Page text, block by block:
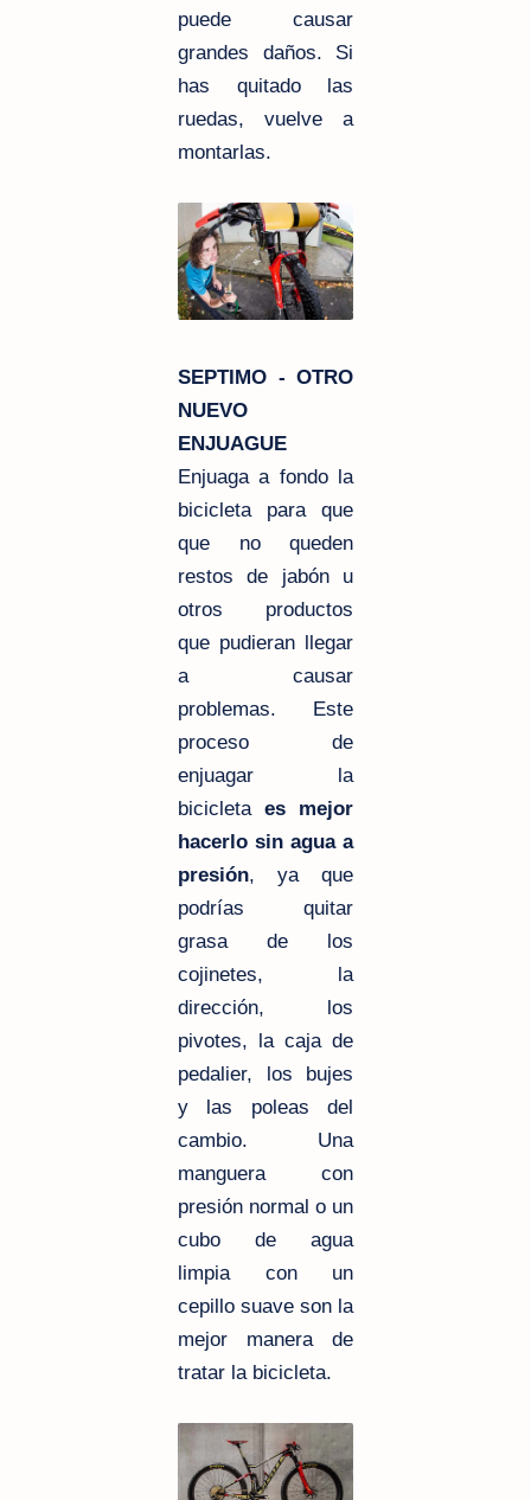
puede causar
grandes daños. Si
has quitado las
ruedas, vuelve a
montarlas.
SEPTIMO - OTRO
NUEVO
ENJUAGUE
Enjuaga a fondo la
bicicleta para que
que no queden
restos de jabón u
otros productos
que pudieran llegar
a causar
problemas. Este
proceso de
enjuagar la
bicicleta es mejor
hacerlo sin agua a
presión, ya que
podrías quitar
grasa de los
cojinetes, la
dirección, los
pivotes, la caja de
pedalier, los bujes
y las poleas del
cambio. Una
manguera con
presión normal o un
cubo de agua
limpia con un
cepillo suave son la
mejor manera de
tratar la bicicleta.